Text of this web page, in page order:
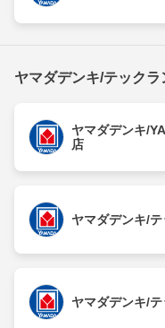
ヤマダデンキ/テック
ヤマダデンキ/
店
ヤマダデンキ/
ヤマダデンキ/